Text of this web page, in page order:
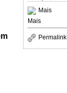
Mais
Mais
Permalink